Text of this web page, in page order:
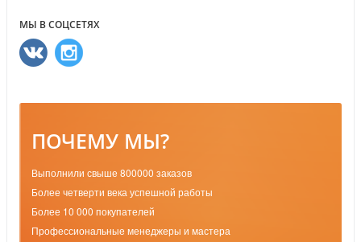
МЫ В СОЦСЕТЯХ
ПОЧЕМУ МЫ?
Выполнили свыше 800000 заказов
Более четверти века успешной работы
Более 10 000 покупателей
Профессиональные менеджеры и мастера